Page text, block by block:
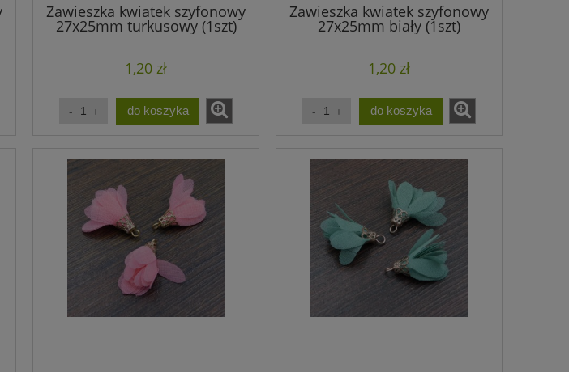
Zawieszka kwiatek szyfonowy
27x25mm turkusowy (1szt)
1,20 zł
do koszyka
Zawieszka kwiatek szyfonowy
27x25mm biały (1szt)
1,20 zł
do koszyka